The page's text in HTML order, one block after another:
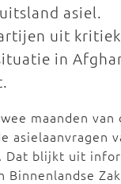
asiel.
uit
in
maanden van
asielaanvragen
Dat blijkt uit
Binnenlandse